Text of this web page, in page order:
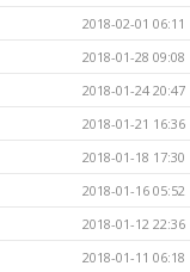
2018-02-01 06:11
2018-01-28 09:08
2018-01-24 20:47
2018-01-21 16:36
2018-01-18 17:30
2018-01-16 05:52
2018-01-12 22:36
2018-01-11 06:18